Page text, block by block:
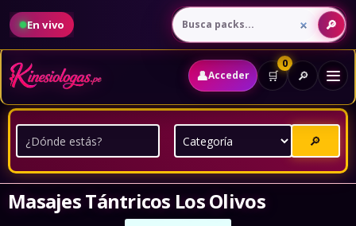
En vivo
👤Acceder 🛒
0
🔎
🔎
Masajes Tántricos Los Olivos